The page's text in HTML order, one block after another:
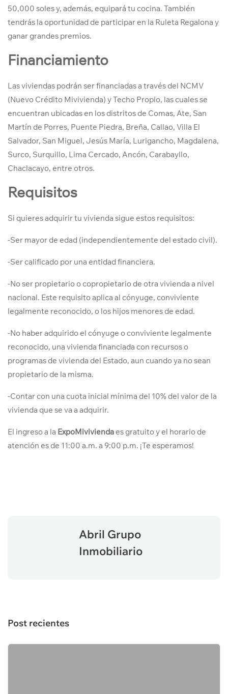
50,000 soles y, además, equipará tu cocina. También
tendrás la oportunidad de participar en la Ruleta Regalona y
ganar grandes premios.
Financiamiento
Las viviendas podrán ser financiadas a través del NCMV
(Nuevo Crédito Mivivienda) y Techo Propio, las cuales se
encuentran ubicadas en los distritos de Comas, Ate, San
Martín de Porres, Puente Piedra, Breña, Callao, Villa El
Salvador, San Miguel, Jesús María, Lurigancho, Magdalena,
Surco, Surquillo, Lima Cercado, Ancón, Carabayllo,
Chaclacayo, entre otros.
Requisitos
Si quieres adquirir tu vivienda sigue estos requisitos:
-Ser mayor de edad (independientemente del estado civil).
-Ser calificado por una entidad financiera.
-No ser propietario o copropietario de otra vivienda a nivel
nacional. Este requisito aplica al cónyuge, conviviente
legalmente reconocido, o los hijos menores de edad.
-No haber adquirido el cónyuge o conviviente legalmente
reconocido, una vivienda financiada con recursos o
programas de vivienda del Estado, aun cuando ya no sean
propietario de la misma.
-Contar con una cuota inicial mínima del 10% del valor de la
vivienda que se va a adquirir.
El ingreso a la ExpoMivivienda es gratuito y el horario de
atención es de 11:00 a.m. a 9:00 p.m. ¡Te esperamos!
Abril Grupo
Inmobiliario
Post recientes